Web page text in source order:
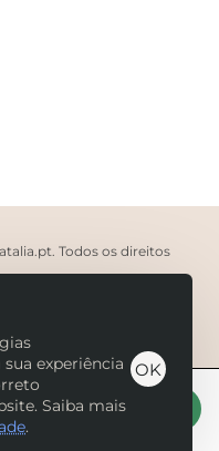
experiência
Saiba mais
.
OK
ao carrinho
Todos os direitos